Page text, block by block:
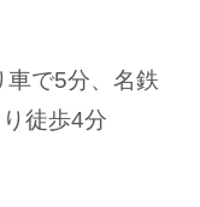
車で5分、名鉄
徒歩4分